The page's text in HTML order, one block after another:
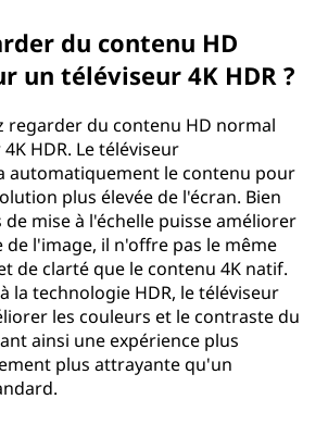
du contenu HD
un téléviseur 4K HDR ?
regarder du contenu HD normal
HDR. Le téléviseur
automatiquement le contenu pour
plus élevée de l'écran. Bien
mise à l'échelle puisse améliorer
de l'image, il n'offre pas le même
de clarté que le contenu 4K natif.
la technologie HDR, le téléviseur
les couleurs et le contraste du
ainsi une expérience plus
plus attrayante qu'un